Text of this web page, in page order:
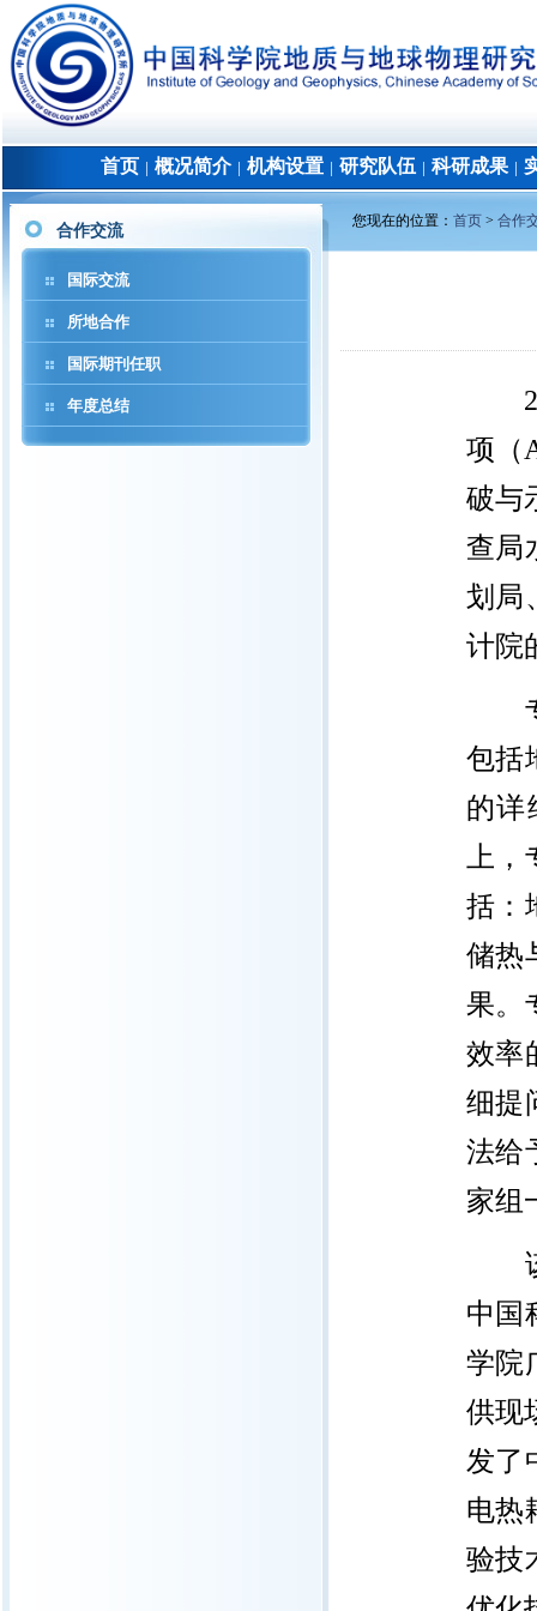
首页 概况简介│ 机构设置 研究队伍 科研成果│
合作交流
国际交流
所地合作
国际期刊任职
年度总结
您现在的位置： 首页 > 合作
项（
破与
查局
划局
计院
包括
的详
上
括：
储热
果。
效率
细提
法给
家组
中国
学院
供现
发了
电热
验技